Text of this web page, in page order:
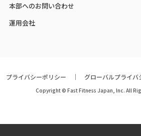
本部へのお問い合わせ
運用会社
プライバシーポリシー グローバルプライバ
Copyright © Fast Fitness Japan, Inc. All